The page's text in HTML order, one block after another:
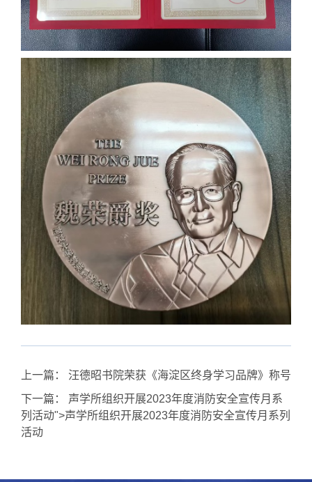
上一篇：
汪德昭书院荣获《海淀区终身学习品牌》称号
下一篇：
声学所组织开展2023年度消防安全宣传月系
列活动">声学所组织开展2023年度消防安全宣传月系列
活动